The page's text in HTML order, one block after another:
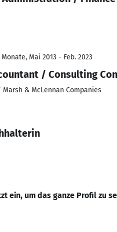
Mai 2013 - Feb. 2023
/ Consulting
Marsh & McLennan Companies
ein, um das ganze Profil zu